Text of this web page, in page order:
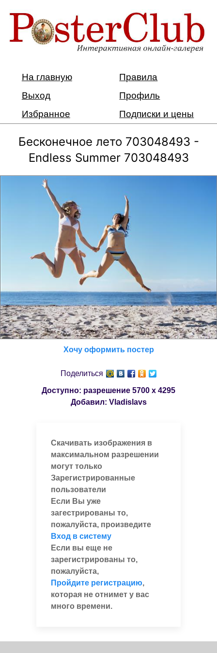
На главную
Правила
Выход
Профиль
Избранное
Подписки и цены
Бесконечное лето 703048493 -
Endless Summer 703048493
Хочу оформить постер
Поделиться
Доступно: разрешение 5700 x 4295
Добавил: Vladislavs
Скачивать изображения в
максимальном разрешении
могут только
Зарегистрированные
пользователи
Если Вы уже
загестрированы то,
пожалуйста, произведите
Вход в систему
Если вы еще не
зарегистрированы то,
пожалуйста,
Пройдите регистрацию,
которая не отнимет у вас
много времени.